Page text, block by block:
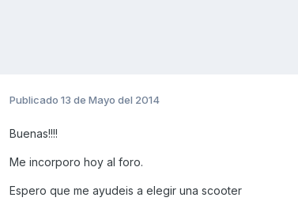
Publicado 13 de Mayo del 2014
Buenas!!!!
Me incorporo hoy al foro.
Espero que me ayudeis a elegir una scooter